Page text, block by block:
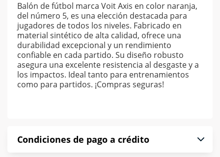
Balón de fútbol marca Voit Axis en color naranja,
del número 5, es una elección destacada para
jugadores de todos los niveles. Fabricado en
material sintético de alta calidad, ofrece una
durabilidad excepcional y un rendimiento
confiable en cada partido. Su diseño robusto
asegura una excelente resistencia al desgaste y a
los impactos. Ideal tanto para entrenamientos
como para partidos. ¡Compras seguras!
Condiciones de pago a crédito